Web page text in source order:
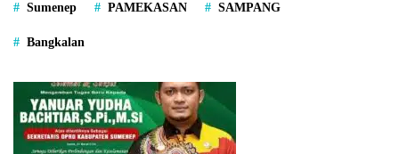
Sumenep PAMEKASAN SAMPANG
Bangkalan